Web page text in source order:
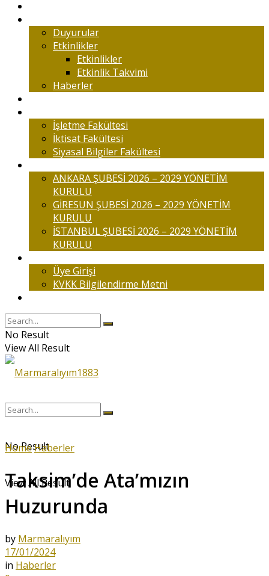
Duyurular
Etkinlikler
Etkinlikler
Etkinlik Takvimi
Haberler
İşletme Fakültesi
İktisat Fakültesi
Siyasal Bilgiler Fakültesi
ANKARA ŞUBESİ 2026 – 2029 YÖNETİM
KURULU
GİRESUN ŞUBESİ 2026 – 2029 YÖNETİM
KURULU
İSTANBUL ŞUBESİ 2026 – 2029 YÖNETİM
KURULU
Üye Girişi
KVKK Bilgilendirme Metni
No Result
View All Result
No Result
View All Result
HomeHaberler
Taksim’de Ata’mızın
Huzurunda
by Marmaralıyım
17/01/2024
in Haberler